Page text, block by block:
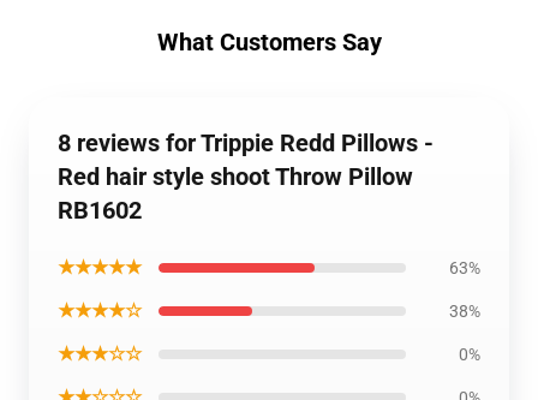
What Customers Say
8 reviews for Trippie Redd Pillows -
Red hair style shoot Throw Pillow
RB1602
★★★★★ 63%
★★★★☆ 38%
★★★☆☆ 0%